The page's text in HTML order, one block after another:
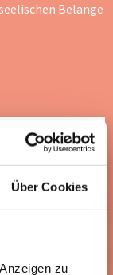
Über Cookies
zu
Belange